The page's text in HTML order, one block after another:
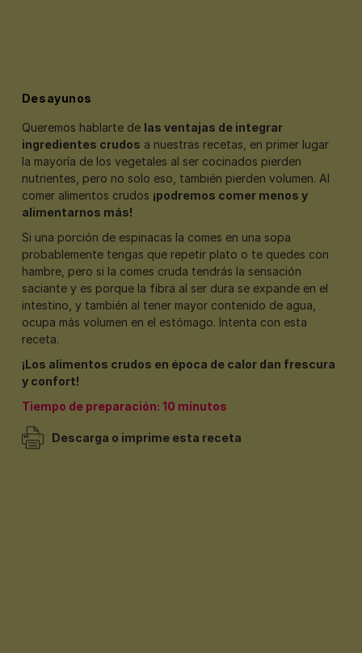
Desayunos
Queremos hablarte de las ventajas de integrar
ingredientes crudos a nuestras recetas, en primer lugar
la mayoría de los vegetales al ser cocinados pierden
nutrientes, pero no solo eso, también pierden volumen. Al
comer alimentos crudos ¡podremos comer menos y
alimentarnos más!
Si una porción de espinacas la comes en una sopa
probablemente tengas que repetir plato o te quedes con
hambre, pero si la comes cruda tendrás la sensación
saciante y es porque la fibra al ser dura se expande en el
intestino, y también al tener mayor contenido de agua,
ocupa más volumen en el estómago. Intenta con esta
receta.
¡Los alimentos crudos en época de calor dan frescura
y confort!
Tiempo de preparación: 10 minutos
Descarga o imprime esta receta